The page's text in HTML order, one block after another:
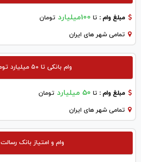
مبلغ وام : تا 100میلیارد تومان
تمامی شهر های ایران
وام بانکی تا ۵۰ میلیارد تومان
مبلغ وام : تا 50 میلیارد تومان
تمامی شهر های ایران
وام و امتیاز بانک رسالت